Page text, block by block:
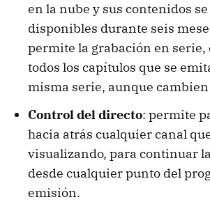
en la nube y sus contenidos
disponibles durante seis
permite la grabación en serie,
todos los capítulos que se
misma serie, aunque
Control del directo: permite
hacia atrás cualquier canal
visualizando, para continuar
desde cualquier punto del
emisión.